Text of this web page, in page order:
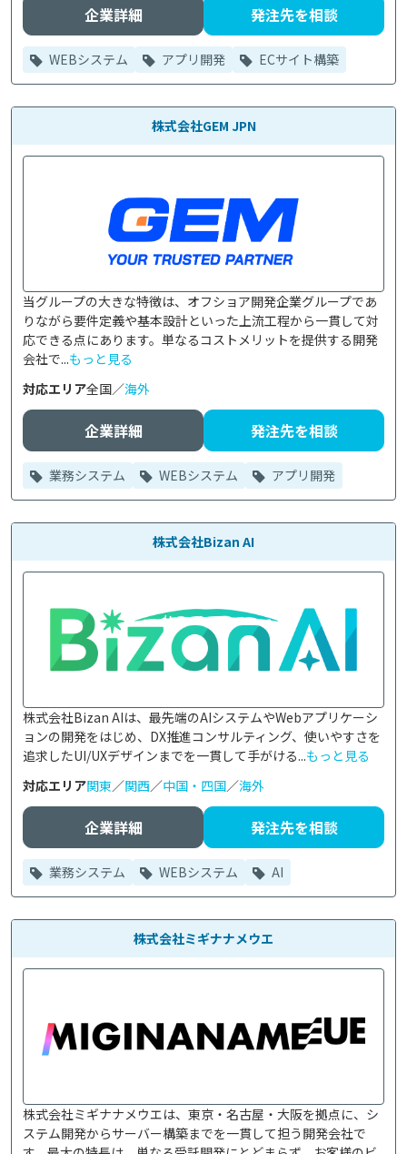
企業詳細 発注先を相談
WEBシステム アプリ開発 ECサイト構築
株式会社GEM JPN
当グループの大きな特徴は、オフショア開発企業グループであ
りながら要件定義や基本設計といった上流工程から一貫して対
応できる点にあります。単なるコストメリットを提供する開発
会社で...もっと見る
対応エリア全国／海外
企業詳細 発注先を相談
業務システム WEBシステム アプリ開発
株式会社Bizan AI
株式会社Bizan AIは、最先端のAIシステムやWebアプリケーシ
ョンの開発をはじめ、DX推進コンサルティング、使いやすさを
追求したUI/UXデザインまでを一貫して手がける...もっと見る
対応エリア関東／関西／中国・四国／海外
企業詳細 発注先を相談
業務システム WEBシステム AI
株式会社ミギナナメウエ
株式会社ミギナナメウエは、東京・名古屋・大阪を拠点に、シ
ステム開発からサーバー構築までを一貫して担う開発会社で